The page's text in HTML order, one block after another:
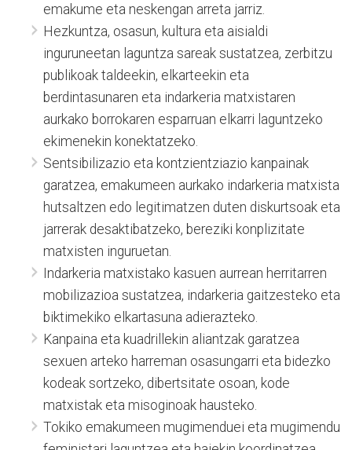
emakume eta neskengan arreta jarriz.
Hezkuntza, osasun, kultura eta aisialdi
inguruneetan laguntza sareak sustatzea, zerbitzu
publikoak taldeekin, elkarteekin eta
berdintasunaren eta indarkeria matxistaren
aurkako borrokaren esparruan elkarri laguntzeko
ekimenekin konektatzeko.
Sentsibilizazio eta kontzientziazio kanpainak
garatzea, emakumeen aurkako indarkeria matxista
hutsaltzen edo legitimatzen duten diskurtsoak eta
jarrerak desaktibatzeko, bereziki konplizitate
matxisten inguruetan.
Indarkeria matxistako kasuen aurrean herritarren
mobilizazioa sustatzea, indarkeria gaitzesteko eta
biktimekiko elkartasuna adierazteko.
Kanpaina eta kuadrillekin aliantzak garatzea
sexuen arteko harreman osasungarri eta bidezko
kodeak sortzeko, dibertsitate osoan, kode
matxistak eta misoginoak hausteko.
Tokiko emakumeen mugimenduei eta mugimendu